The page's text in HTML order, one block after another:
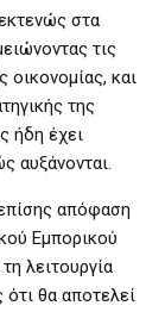
στα
τις
οικονομίας, και
της
ήδη έχει
αυξάνονται.
απόφαση
Εμπορικού
λειτουργία
θα αποτελεί